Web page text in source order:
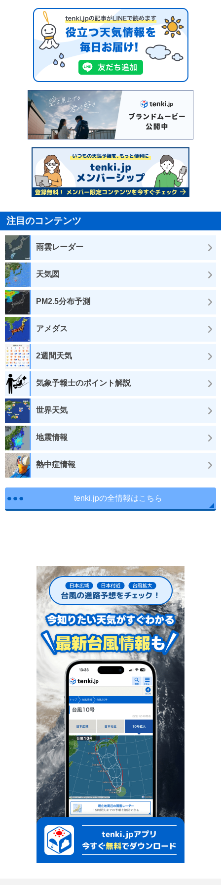
注目のコンテンツ
雨雲レーダー
天気図
PM2.5分布予測
アメダス
2週間天気
気象予報士のポイント解説
世界天気
地震情報
熱中症情報
tenki.jpの全情報はこちら